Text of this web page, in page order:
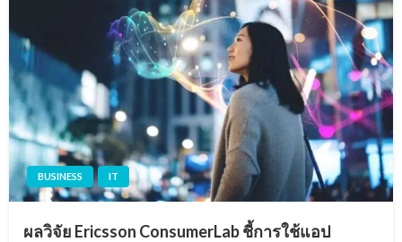
BUSINESS IT
ผลวิจัย Ericsson ConsumerLab ชี้การใช้แอป